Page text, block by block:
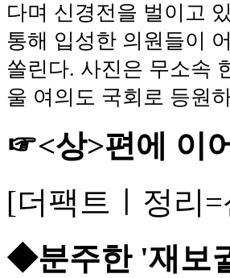
다며 신경전을 벌이고
통해 입성한 의원들이
쏠린다. 사진은 무소속
울 여의도 국회로 등원
☞<상>편에 이
[더팩트ㅣ정리
◆분주한 '재보